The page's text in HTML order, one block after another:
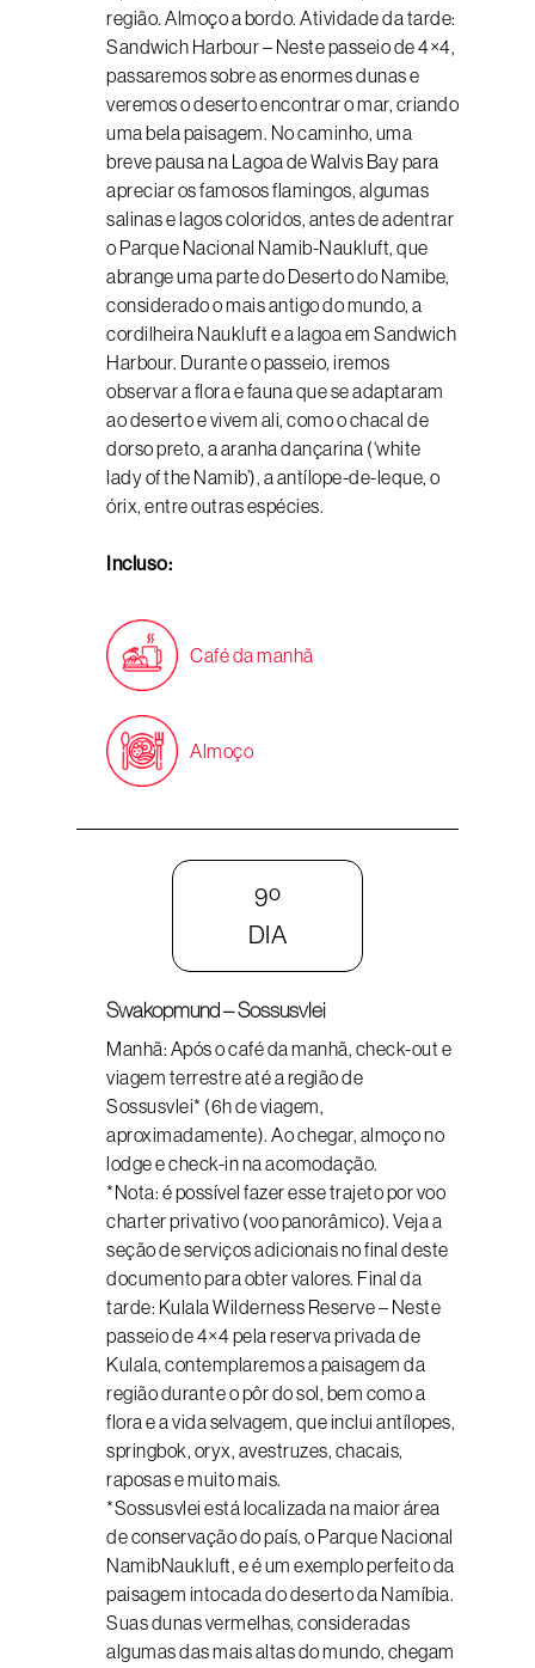
região. Almoço a bordo. Atividade da tarde:
Sandwich Harbour – Neste passeio de 4×4,
passaremos sobre as enormes dunas e
veremos o deserto encontrar o mar, criando
uma bela paisagem. No caminho, uma
breve pausa na Lagoa de Walvis Bay para
apreciar os famosos flamingos, algumas
salinas e lagos coloridos, antes de adentrar
o Parque Nacional Namib-Naukluft, que
abrange uma parte do Deserto do Namibe,
considerado o mais antigo do mundo, a
cordilheira Naukluft e a lagoa em Sandwich
Harbour. Durante o passeio, iremos
observar a flora e fauna que se adaptaram
ao deserto e vivem ali, como o chacal de
dorso preto, a aranha dançarina (‘white
lady of the Namib’), a antílope-de-leque, o
órix, entre outras espécies.
Incluso:
Café da manhã
Almoço
9º
DIA
Swakopmund – Sossusvlei
Manhã: Após o café da manhã, check-out e
viagem terrestre até a região de
Sossusvlei* (6h de viagem,
aproximadamente). Ao chegar, almoço no
lodge e check-in na acomodação.
*Nota: é possível fazer esse trajeto por voo
charter privativo (voo panorâmico). Veja a
seção de serviços adicionais no final deste
documento para obter valores. Final da
tarde: Kulala Wilderness Reserve – Neste
passeio de 4×4 pela reserva privada de
Kulala, contemplaremos a paisagem da
região durante o pôr do sol, bem como a
flora e a vida selvagem, que inclui antílopes,
springbok, oryx, avestruzes, chacais,
raposas e muito mais.
*Sossusvlei está localizada na maior área
de conservação do país, o Parque Nacional
NamibNaukluft, e é um exemplo perfeito da
paisagem intocada do deserto da Namíbia.
Suas dunas vermelhas, consideradas
algumas das mais altas do mundo, chegam